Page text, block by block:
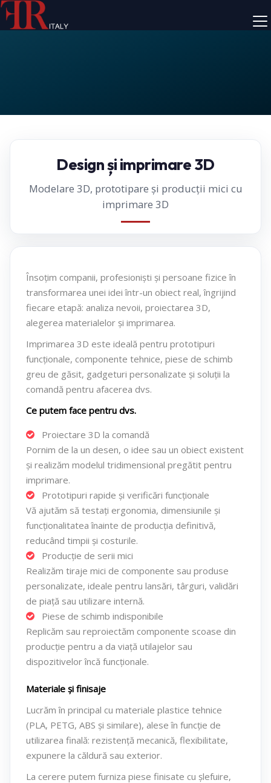
Design și imprimare 3D
Modelare 3D, prototipare și producții mici cu
imprimare 3D
De
la
idee
obiect
finit
Însoțim companii, profesioniști și persoane fizice în
transformarea unei idei într-un obiect real, îngrijind
fiecare etapă: analiza nevoii, proiectarea 3D,
alegerea materialelor și imprimarea.
Imprimarea 3D este ideală pentru prototipuri
funcționale, componente tehnice, piese de schimb
greu de găsit, gadgeturi personalizate și soluții la
comandă pentru afacerea dvs.
Ce putem face pentru dvs.
Proiectare 3D la comandă
Pornim de la un desen, o idee sau un obiect existent
și realizăm modelul tridimensional pregătit pentru
imprimare.
Prototipuri rapide și verificări funcționale
Vă ajutăm să testați ergonomia, dimensiunile și
funcționalitatea înainte de producția definitivă,
reducând timpii și costurile.
Producție de serii mici
Realizăm tiraje mici de componente sau produse
personalizate, ideale pentru lansări, târguri, validări
de piață sau utilizare internă.
Piese de schimb indisponibile
Replicăm sau reproiectăm componente scoase din
producție pentru a da viață utilajelor sau
dispozitivelor încă funcționale.
Materiale și finisaje
Lucrăm în principal cu materiale plastice tehnice
(PLA, PETG, ABS și similare), alese în funcție de
utilizarea finală: rezistență mecanică, flexibilitate,
expunere la căldură sau exterior.
La cerere putem furniza piese finisate cu șlefuire,